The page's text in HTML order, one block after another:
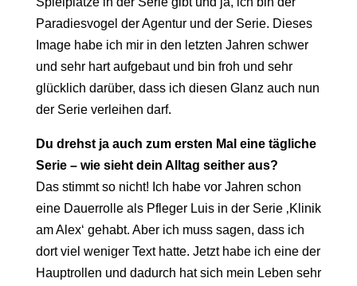
Paradiesvogel der Agentur und der Serie. Dieses
Image habe ich mir in den letzten Jahren schwer
und sehr hart aufgebaut und bin froh und sehr
glücklich darüber, dass ich diesen Glanz auch nun
der Serie verleihen darf.
Du drehst ja auch zum ersten Mal eine tägliche
Serie – wie sieht dein Alltag seither aus?
Das stimmt so nicht! Ich habe vor Jahren schon
eine Dauerrolle als Pfleger Luis in der Serie ‚Klinik
am Alex‘ gehabt. Aber ich muss sagen, dass ich
dort viel weniger Text hatte. Jetzt habe ich eine der
Hauptrollen und dadurch hat sich mein Leben sehr